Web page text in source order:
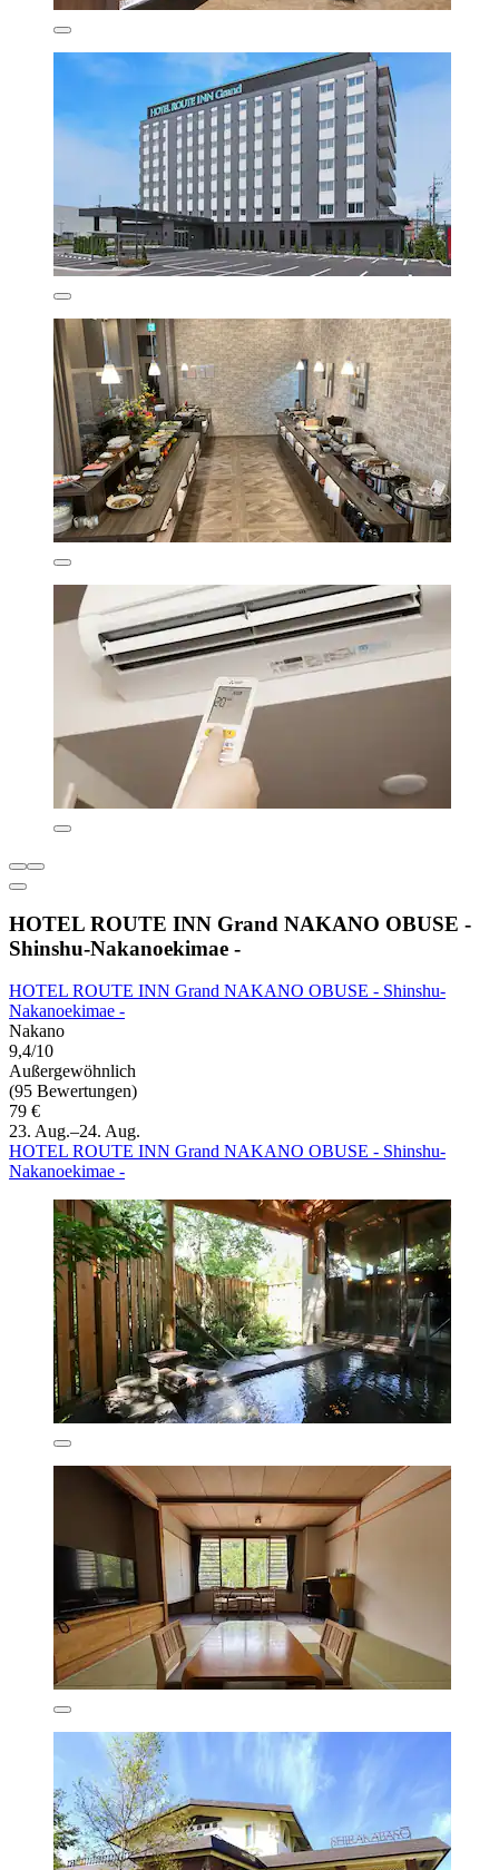
HOTEL ROUTE INN Grand NAKANO OBUSE -
Shinshu-Nakanoekimae -
HOTEL ROUTE INN Grand NAKANO OBUSE - Shinshu-
Nakanoekimae -
Nakano
9,4/10
Außergewöhnlich
(95 Bewertungen)
79 €
23. Aug.–24. Aug.
HOTEL ROUTE INN Grand NAKANO OBUSE - Shinshu-
Nakanoekimae -